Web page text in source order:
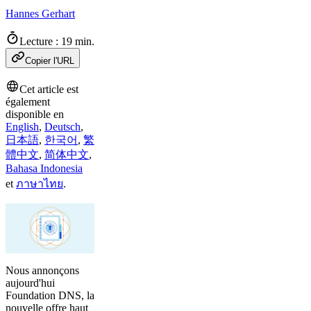
Hannes Gerhart
Lecture : 19 min.
Copier l'URL
Cet article est
également
disponible en
English, Deutsch,
日本語, 한국어 , 繁
體中文, 简体中文,
Bahasa Indonesia
et ภาษาไทย.
Nous annonçons
aujourd'hui
Foundation DNS, la
nouvelle offre haut